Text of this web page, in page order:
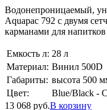
Водонепроницаемый,
Aquapac 792 с двумя
карманами для
Емкость л: 28 л
Материал: Винил 500D
Габариты: высота 500
Цвет:
Blue/Black -
13 068 руб.В корзину